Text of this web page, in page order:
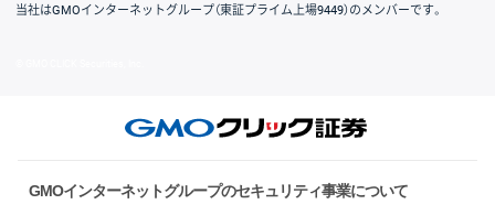
当社はGMOインターネットグループ（東証プライム上場9449）のメンバーです。
GMOインターネットグループのセキュリティ事業について